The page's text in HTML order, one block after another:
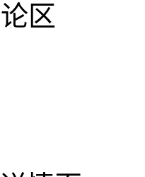
区